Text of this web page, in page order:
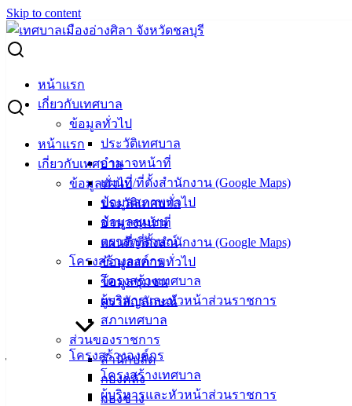
Skip to content
หน้าแรก
เกี่ยวกับเทศบาล
ข้อมูลทั่วไป
ประวัติเทศบาล
อำนาจหน้าที่
แผนที่/ที่ตั้งสำนักงาน (Google Maps)
ข้อมูลสภาพทั่วไป
ข้อมูลชุมชน
ตราสัญลักษณ์
โครงสร้างองค์กร
โครงสร้างเทศบาล
ผู้บริหารและหัวหน้าส่วนราชการ
สภาเทศบาล
ส่วนของราชการ
สำนักปลัด
กองคลัง
กองช่าง
หน้าแรก
เกี่ยวกับเทศบาล
ข้อมูลทั่วไป
ประวัติเทศบาล
อำนาจหน้าที่
แผนที่/ที่ตั้งสำนักงาน (Google Maps)
ข้อมูลสภาพทั่วไป
ข้อมูลชุมชน
ตราสัญลักษณ์
โครงสร้างองค์กร
โครงสร้างเทศบาล
ผู้บริหารและหัวหน้าส่วนราชการ
Search for:
ทำบุญสำนักงานฯ เสริมสิริมงคล สร้างขวัญและกำลังใจการ
ปฏิบัติงาน
ทำบุญสำนักงานฯ เสริมสิริมงคล สร้างขวัญ
และกำลังใจการปฏิบัติงาน
มิถุนายน 25, 2025มิถุนายน 30, 2025
ข่าวสารน่ารู้
(25 มิ.ย. 68) ที่ห้องประชุมเทศบาลเมืองอ่างศิลา นายวินัย พ้นภัย
พาล นายกเทศมนตรีเมืองอ่างศิลา พร้อมด้วยคณะผู้บริหาร
สมาชิกสภาเทศบาลฯ หัวหน้าส่วนราชการ บุคลากร และผู้แทน
ชุมชน ร่วมทำบุญถวายภัตตาหารเพลแด่พระภิกษุสงฆ์ จำนวน 9
รูป ในพิธีทำบุญสำนักงานเทศบาลเมืองอ่างศิลา จากนั้น ร่วมพิธี
ไหว้พระภูมิเจ้าที่ บริเวณหน้าอาคารสำนักงาน เพื่อความเป็นสิริ
มงคลในการปฏิบัติงาน เสริมสร้างขวัญและกำลังใจให้กับ